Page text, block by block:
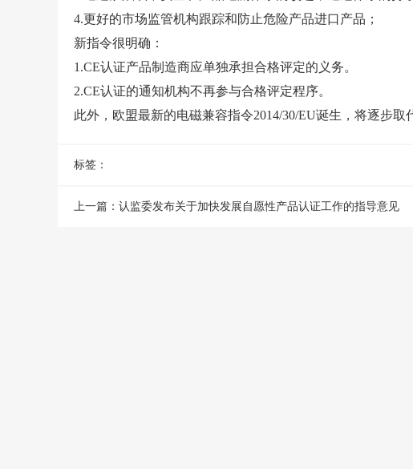
4.更好的市场监管机构跟踪和防止危险产品进口产品；
新指令很明确：
1.CE认证产品制造商应单独承担合格评定的义务。
2.CE认证的通知机构不再参与合格评定程序。
此外，欧盟最新的电磁兼容指令2014/30/EU诞生，将逐步取
标签：
上一篇： 认监委发布关于加快发展自愿性产品认证工作的指导意见